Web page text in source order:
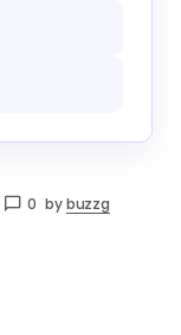
0 bybuzzg